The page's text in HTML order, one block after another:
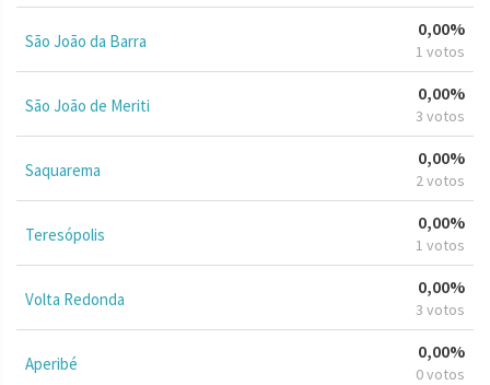
São João da Barra
0,00%
1 votos
São João de Meriti
0,00%
3 votos
Saquarema
0,00%
2 votos
Teresópolis
0,00%
1 votos
Volta Redonda
0,00%
3 votos
Aperibé
0,00%
0 votos